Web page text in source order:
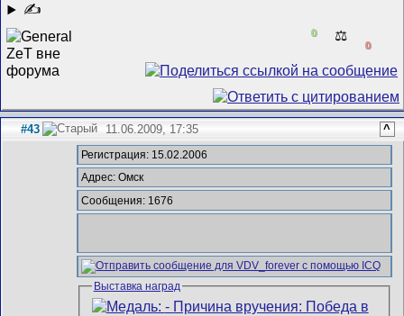
✍
0 ⚖️
0
#43 11.06.2009, 17:35 ^
Регистрация: 15.02.2006
Адрес: Омск
Сообщения: 1676
Выставка наград